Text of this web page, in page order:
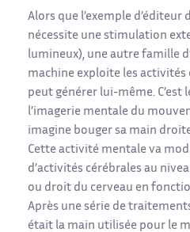
Alors que l’exemple d’éditeur
nécessite une stimulation
lumineux), une autre famille
machine exploite les activités
peut générer lui-même. C’est
l’imagerie mentale du
imagine bouger sa main
Cette activité mentale va
d’activités cérébrales au
ou droit du cerveau en
Après une série de
était la main utilisée pour le